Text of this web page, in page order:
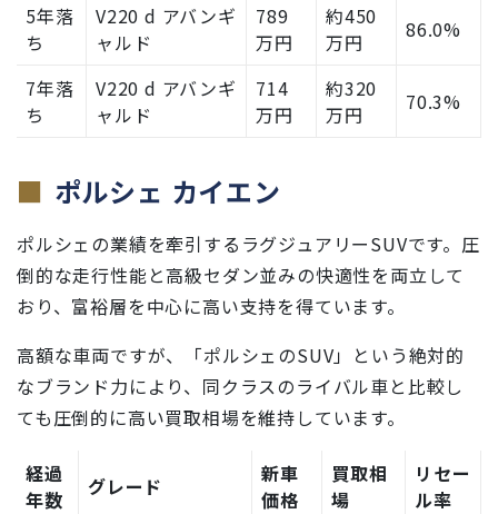
5年落
ち
V220 d アバンギ
ャルド
789
万円
約450
万円
86.0%
7年落
ち
V220 d アバンギ
ャルド
714
万円
約320
万円
70.3%
ポルシェ カイエン
ポルシェの業績を牽引するラグジュアリーSUVです。圧
倒的な走行性能と高級セダン並みの快適性を両立して
おり、富裕層を中心に高い支持を得ています。
高額な車両ですが、「ポルシェのSUV」という絶対的
なブランド力により、同クラスのライバル車と比較し
ても圧倒的に高い買取相場を維持しています。
経過
年数
グレード
新車
価格
買取相
場
リセー
ル率